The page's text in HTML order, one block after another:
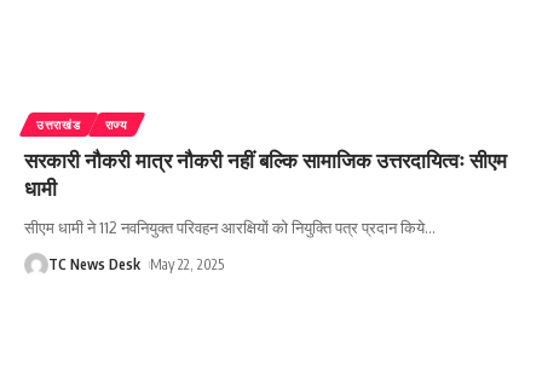
उत्तराखंड राज्य
सरकारी नौकरी मात्र नौकरी नहीं बल्कि सामाजिक उत्तरदायित्वः सीएम
धामी
सीएम धामी ने 112 नवनियुक्त परिवहन आरक्षियों को नियुक्ति पत्र प्रदान किये…
TC News Desk May 22, 2025